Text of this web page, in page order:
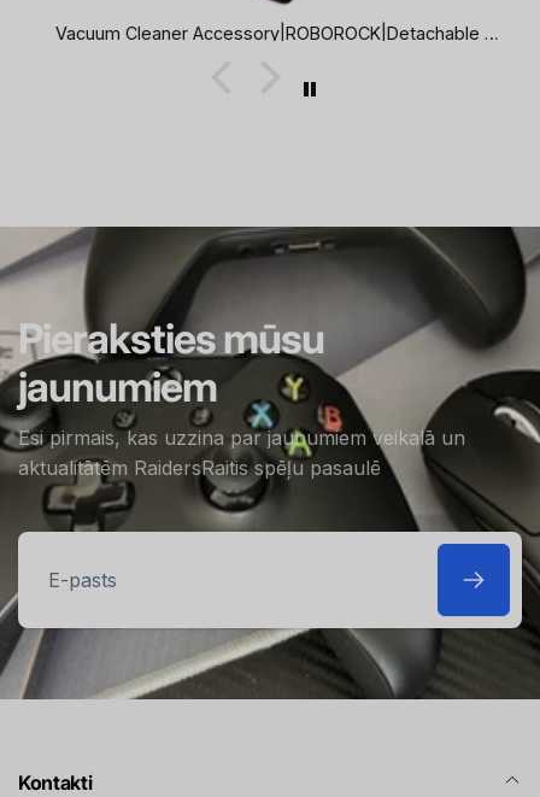
Vacuum Cleaner Accessory|ROBOROCK|Detachable Rubber Main Brush with Robust Synthetic Bristles|For Q8/Q8+/Q7 TF+/Q7 TF/Q7 BF+/Q7 BF|8.02.0446
Pieraksties mūsu
jaunumiem
Esi pirmais, kas uzzina par jaunumiem veikalā un
aktualitātēm RaidersRaitis spēļu pasaulē
E-
pasts
Kontakti